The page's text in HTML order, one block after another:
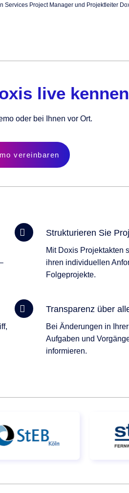
Services Project Manager und Projektleiter
live
oder bei Ihnen vor Ort.
vereinbaren
Strukturieren Sie
Mit Doxis Projektakten
ihren individuellen
Folgeprojekte.
Transparenz über
Bei Änderungen in
Aufgaben und
informieren.